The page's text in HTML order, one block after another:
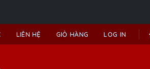
LIÊN HỆ GIỎ HÀNG LOG IN